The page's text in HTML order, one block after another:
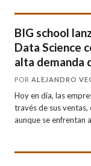
BIG school
Data Science
alta demanda
POR ALEJANDRO
Hoy en día, las
través de sus ventas,
aunque se enfrentan